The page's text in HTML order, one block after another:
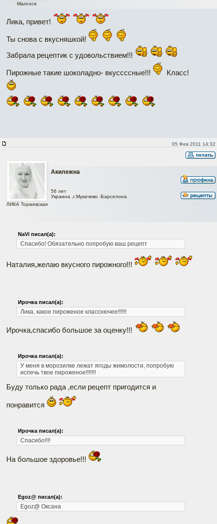
Малгося
Лика, привет!
Ты снова с вкусняшкой!
Забрала рецептик с удовольствием!!!
Пирожные такие шоколадно- вкуссссные!!! Класс!
05 Фев 2011 14:32
Акилежна
ЛИКА Торжевская
56 лет
Украина ,г.Мукачево -Барселона
NaVi писал(а):
Спасибо! Обязательно попробую ваш рецепт
Наталия,желаю вкусного пирожного!!!
Ирочка писал(а):
Лика, какое пироженое класснючее!!!!!!
Ирочка,спасибо большое за оценку!!!
Ирочка писал(а):
У меня в морозилке лежат ягоды жимолости, попробую
испечь твое пироженое!!!!!!!
Буду только рада ,если рецепт пригодится и
понравится
Ирочка писал(а):
Спасибо!!!!
На большое здоровье!!!
Egoz@ писал(а):
Egoz@ Оксана